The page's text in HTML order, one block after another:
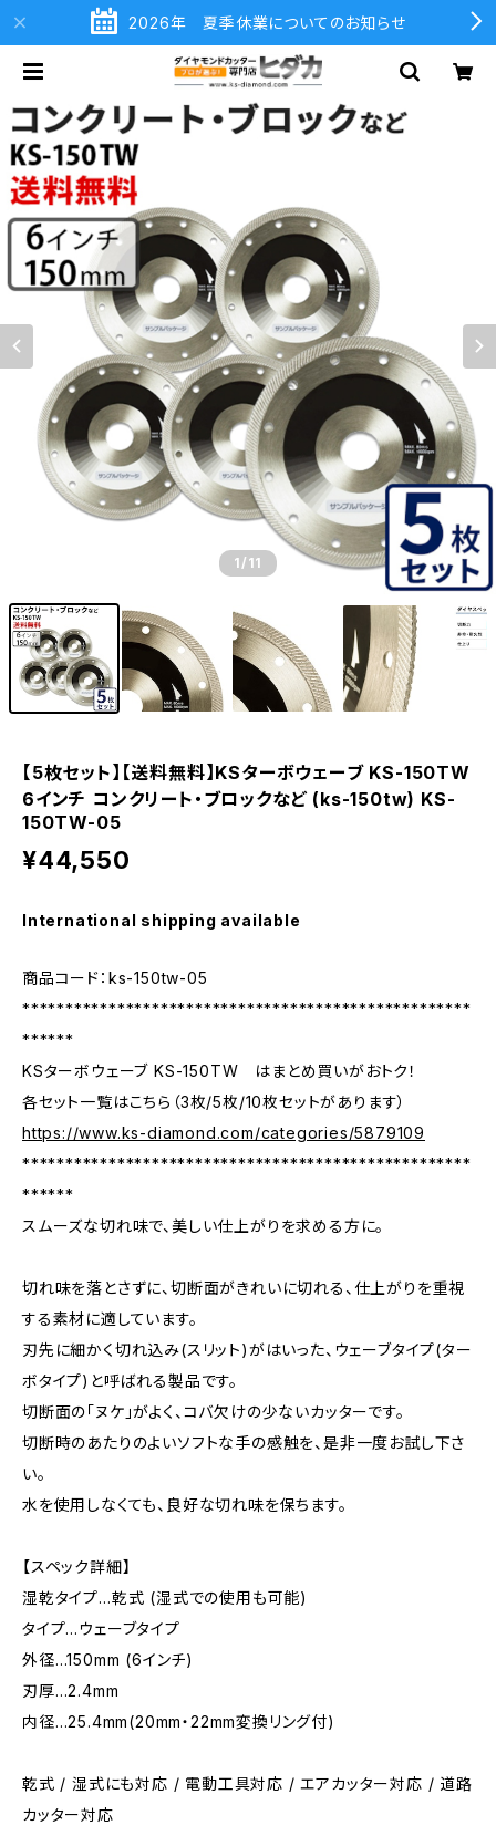
2026年 夏季休業についてのお知らせ
1 /11
【5枚セット】【送料無料】KSターボウェーブ KS-150TW
6インチ コンクリート・ブロックなど (ks-150tw) KS-
150TW-05
¥44,550
International shipping available
商品コード：ks-150tw-05
****************************************************
******
KSターボウェーブ KS-150TW はまとめ買いがおトク！
各セット一覧はこちら（3枚/5枚/10枚セットがあります）
https://www.ks-diamond.com/categories/5879109
****************************************************
******
スムーズな切れ味で、美しい仕上がりを求める方に。
切れ味を落とさずに、切断面がきれいに切れる、仕上がりを重視
する素材に適しています。
刃先に細かく切れ込み(スリット)がはいった、ウェーブタイプ(ター
ボタイプ)と呼ばれる製品です。
切断面の「ヌケ」がよく、コバ欠けの少ないカッターです。
切断時のあたりのよいソフトな手の感触を、是非一度お試し下さ
い。
水を使用しなくても、良好な切れ味を保ちます。
【スペック詳細】
湿乾タイプ…乾式 (湿式での使用も可能)
タイプ…ウェーブタイプ
外径…150mm (6インチ)
刃厚…2.4mm
内径…25.4mm(20mm・22mm変換リング付)
乾式 / 湿式にも対応 / 電動工具対応 / エアカッター対応 / 道路
カッター対応